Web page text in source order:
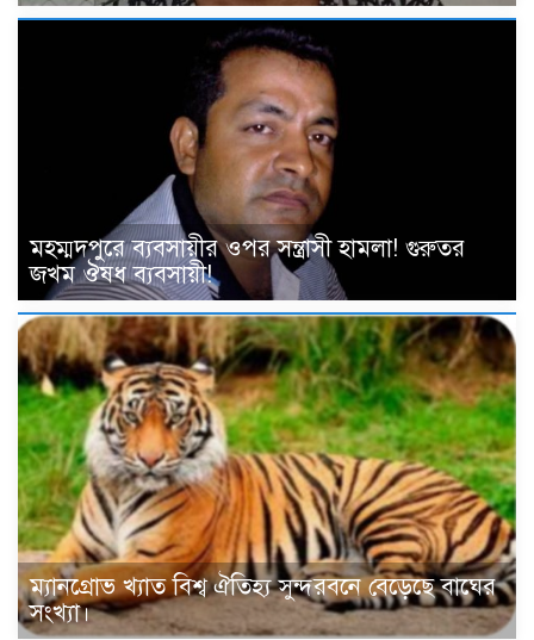
মহম্মদপুরে ব্যবসায়ীর ওপর সন্ত্রাসী হামলা! গুরুতর
জখম ঔষধ ব্যবসায়ী!
ম্যানগ্রোভ খ্যাত বিশ্ব ঐতিহ্য সুন্দরবনে বেড়েছে বাঘের
সংখ্যা।